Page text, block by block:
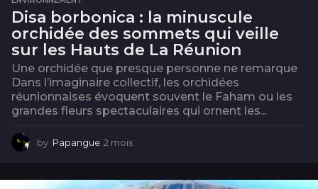
Disa borbonica : la minuscule
orchidée des sommets qui veille
sur les Hauts de La Réunion
Une orchidée que presque personne ne remarque
Dans l’imaginaire collectif, les orchidées
réunionnaises évoquent souvent le Faham ou les
grandes fleurs spectaculaires qui ornent les...
by Papangue 2 mois
i